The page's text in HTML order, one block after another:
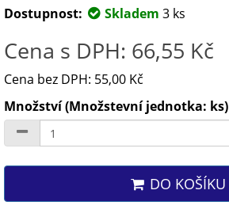
Dostupnost:
Skladem 3 ks
Cena s DPH: 66,55 Kč
Cena bez DPH: 55,00 Kč
Množství (Množstevní jednotka: ks)
DO KOŠÍKU